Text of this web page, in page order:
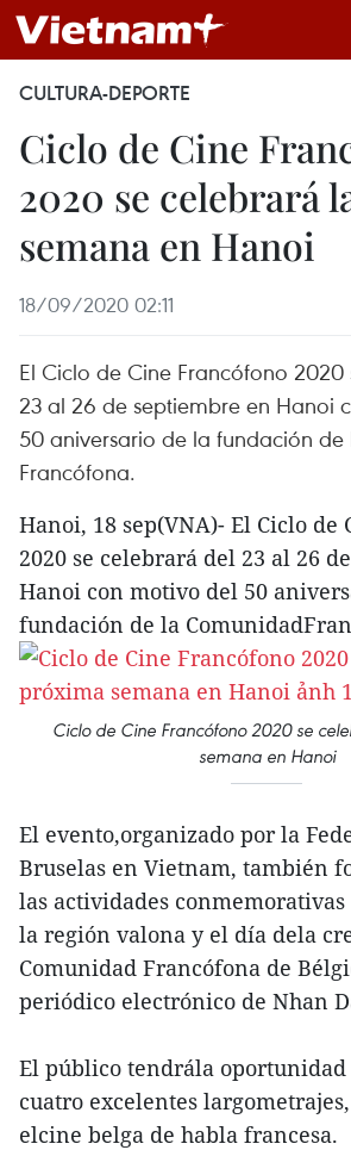
CULTURA-DEPORTE
Ciclo de Cine
2020 se celebrará
semana en Hanoi
18/09/2020 02:11
El Ciclo de Cine Francófono
23 al 26 de septiembre en Hanoi
50 aniversario de la fundación
Francófona.
Hanoi, 18 sep(VNA)- El Ciclo de
2020 se celebrará del 23 al 26
Hanoi con motivo del 50
fundación de la
Ciclo de Cine Francófono 2020 se
semana en Hanoi
El evento,organizado por la
Bruselas en Vietnam, también
las actividades conmemorativas
la región valona y el día dela
Comunidad Francófona de
periódico electrónico de Nhan
El público tendrála
cuatro excelentes
elcine belga de habla francesa.